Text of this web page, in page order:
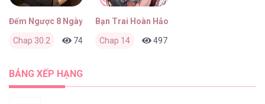
Đếm Ngược 8 Ngày
Chap 30.2 745 0 2 tháng trước
Bạn Trai Hoàn Hảo
Chap 14 497
BẢNG XẾP HẠNG